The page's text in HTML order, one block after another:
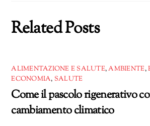
Related Posts
ALIMENTAZIONE E SALUTE,AMBIENTE,
ECONOMIA, SALUTE
Come il pascolo rigenerativo
cambiamento climatico